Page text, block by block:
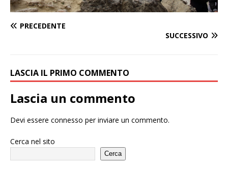
PRECEDENTE
SUCCESSIVO
LASCIA IL PRIMO COMMENTO
Lascia un commento
Devi essere connesso per inviare un commento.
Cerca nel sito
Cerca